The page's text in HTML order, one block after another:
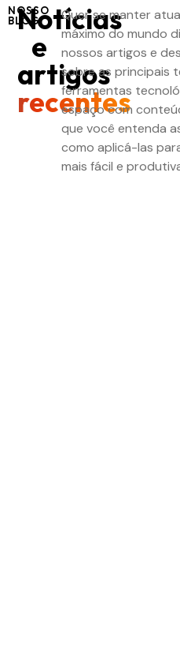
NOSSO
BLOG
Notícias
e
artigos
recentes
Quer se manter
máximo do mundo
nossos artigos e
sobre as principais
ferramentas
espaço com
que você entenda
como aplicá-las
mais fácil e